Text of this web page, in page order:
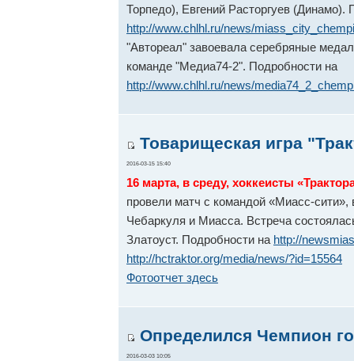
Торпедо), Евгений Расторгуев (Динамо).
http://www.chlhl.ru/news/
"Автореал" завоевала серебряные
команде "Медиа74-2". Подробности на
http://www.chlhl.ru/news/
Товарищеская игра
2016-03-15 15:40
16 марта, в среду, хоккеисты
провели матч с командой «Миасс-сити»,
Чебаркуля и Миасса. Встреча
Златоуст. Подробности на http://
http://hctraktor.org/media/news/?id=15564
Фотоотчет здесь
Определился Чемпион
2016-03-03 10:05